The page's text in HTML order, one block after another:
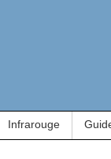
Infrarouge